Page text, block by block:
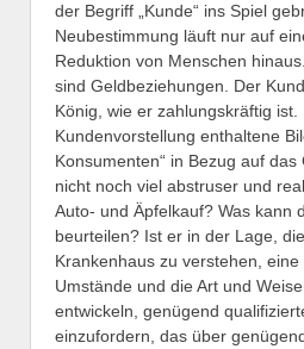
der Begriff „Kunde“ ins Spiel
Neubestimmung läuft nur auf
Reduktion von Menschen
sind Geldbeziehungen. Der
König, wie er zahlungskräftig
Kundenvorstellung enthaltene
Konsumenten“ in Bezug auf
nicht noch viel abstruser und
Auto- und Äpfelkauf? Was kann
beurteilen? Ist er in der Lage,
Krankenhaus zu verstehen,
Umstände und die Art und
entwickeln, genügend
einzufordern, das über